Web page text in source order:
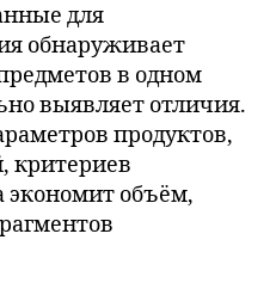
для
обнаруживает
в одном
выявляет отличия.
продуктов,
критериев
экономит объём,